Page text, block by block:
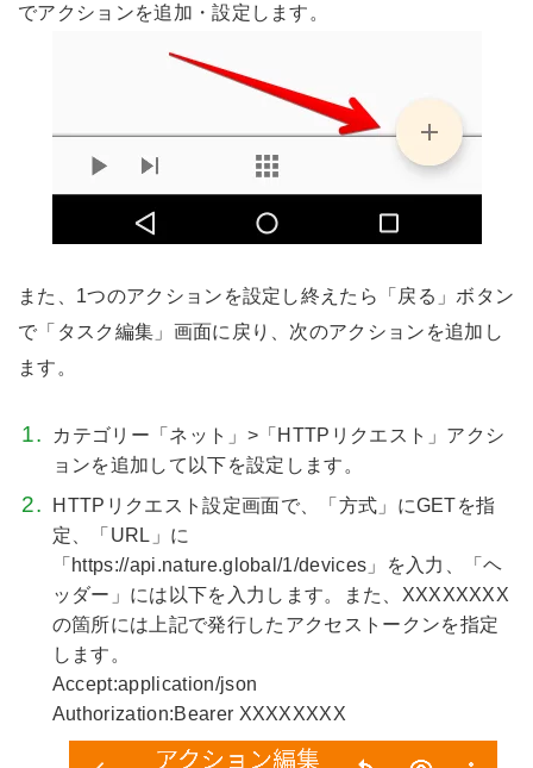
でアクションを追加・設定します。
また、1つのアクションを設定し終えたら「戻る」ボタン
で「タスク編集」画面に戻り、次のアクションを追加し
ます。
カテゴリー「ネット」>「HTTPリクエスト」アクシ
ョンを追加して以下を設定します。
HTTPリクエスト設定画面で、「方式」にGETを指
定、「URL」に
「https://api.nature.global/1/devices」を入力、「ヘ
ッダー」には以下を入力します。また、XXXXXXXX
の箇所には上記で発行したアクセストークンを指定
します。
Accept:application/json
Authorization:Bearer XXXXXXXX